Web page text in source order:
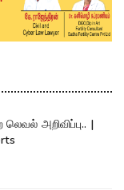
அறிவிப்பு.. |